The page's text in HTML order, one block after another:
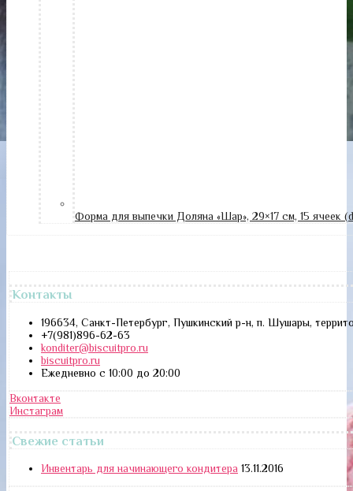
Форма для выпечки Доляна «Шар», 29×17 см, 15 ячеек
Контакты
196634, Санкт-Петербург, Пушкинский р-н, п. Шушары,
+7(981)896-62-63
konditer@biscuitpro.ru
biscuitpro.ru
Ежедневно с 10:00 до 20:00
Вконтакте
Инстаграм
Свежие статьи
Инвентарь для начинающего кондитера 13.11.2016